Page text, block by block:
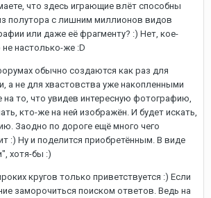
что здесь играющие влёт способны
полутора с лишним миллионов видов
или даже её фрагменту? :) Нет, кое-
не настолько-же :D
обычно создаются как раз для
а не для хвастовства уже накопленными
на то, что увидев интересную фотографию,
кто-же на ней изображён. И будет искать,
Заодно по дороге ещё много чего
:) Ну и поделится приобретённым. В виде
хотя-бы :)
кругов только приветствуется :) Если
заморочиться поиском ответов. Ведь на